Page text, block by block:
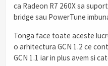
ca Radeon R7 260X sa
bridge sau PowerTune
Tonga face toate aceste
o arhitectura GCN 1.2 ce
GCN 1.1 iar in plus avem si